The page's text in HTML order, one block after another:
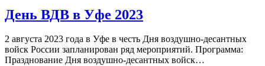
День ВДВ в Уфе 2023
2 августа 2023 года в Уфе в честь Дня воздушно-десантных
войск России запланирован ряд мероприятий. Программа:
Празднование Дня воздушно-десантных войск…